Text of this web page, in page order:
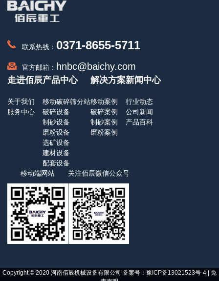
联系热线： 0371-8655-5711
官方邮箱： hnbc@baichy.com
走进佰辰
关于我们
服务中心
产品中心
移动破碎筛分站
破碎设备
制砂设备
磨粉设备
选矿设备
建材设备
配套设备
解决方案
移动案例
破碎案例
制砂案例
磨粉案例
新闻中心
行业动态
公司新闻
产品百科
移动端网站 关注佰辰微信公众号
Copyright © 2020 河南佰辰机械设备有限公司 备案号： 豫ICP备13021523号-4
免